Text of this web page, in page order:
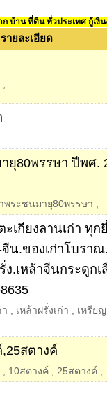
บ้าน ที่ดิน ทั่วประเทศ กู้เงิ
รายละเอียด
ยุ80พรรษา ปีพศ.
พระชนมายุ80พรรษา
เกียงลานเก่า ทุก
น.ของเก่าโบรา
ง.เหล้าจีนกระดูก
เหล้าฝรั่งเก่า
เหรีย
สตางค์
10สตางค์ 25สตางค์